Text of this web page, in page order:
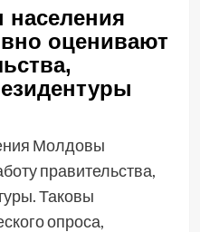
оценивают
Молдовы
правительства,
Таковы
опроса,